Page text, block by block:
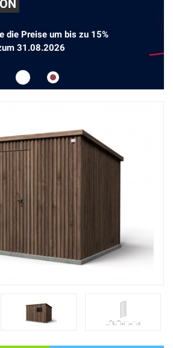
die Preise um bis zu 15%
31.08.2026